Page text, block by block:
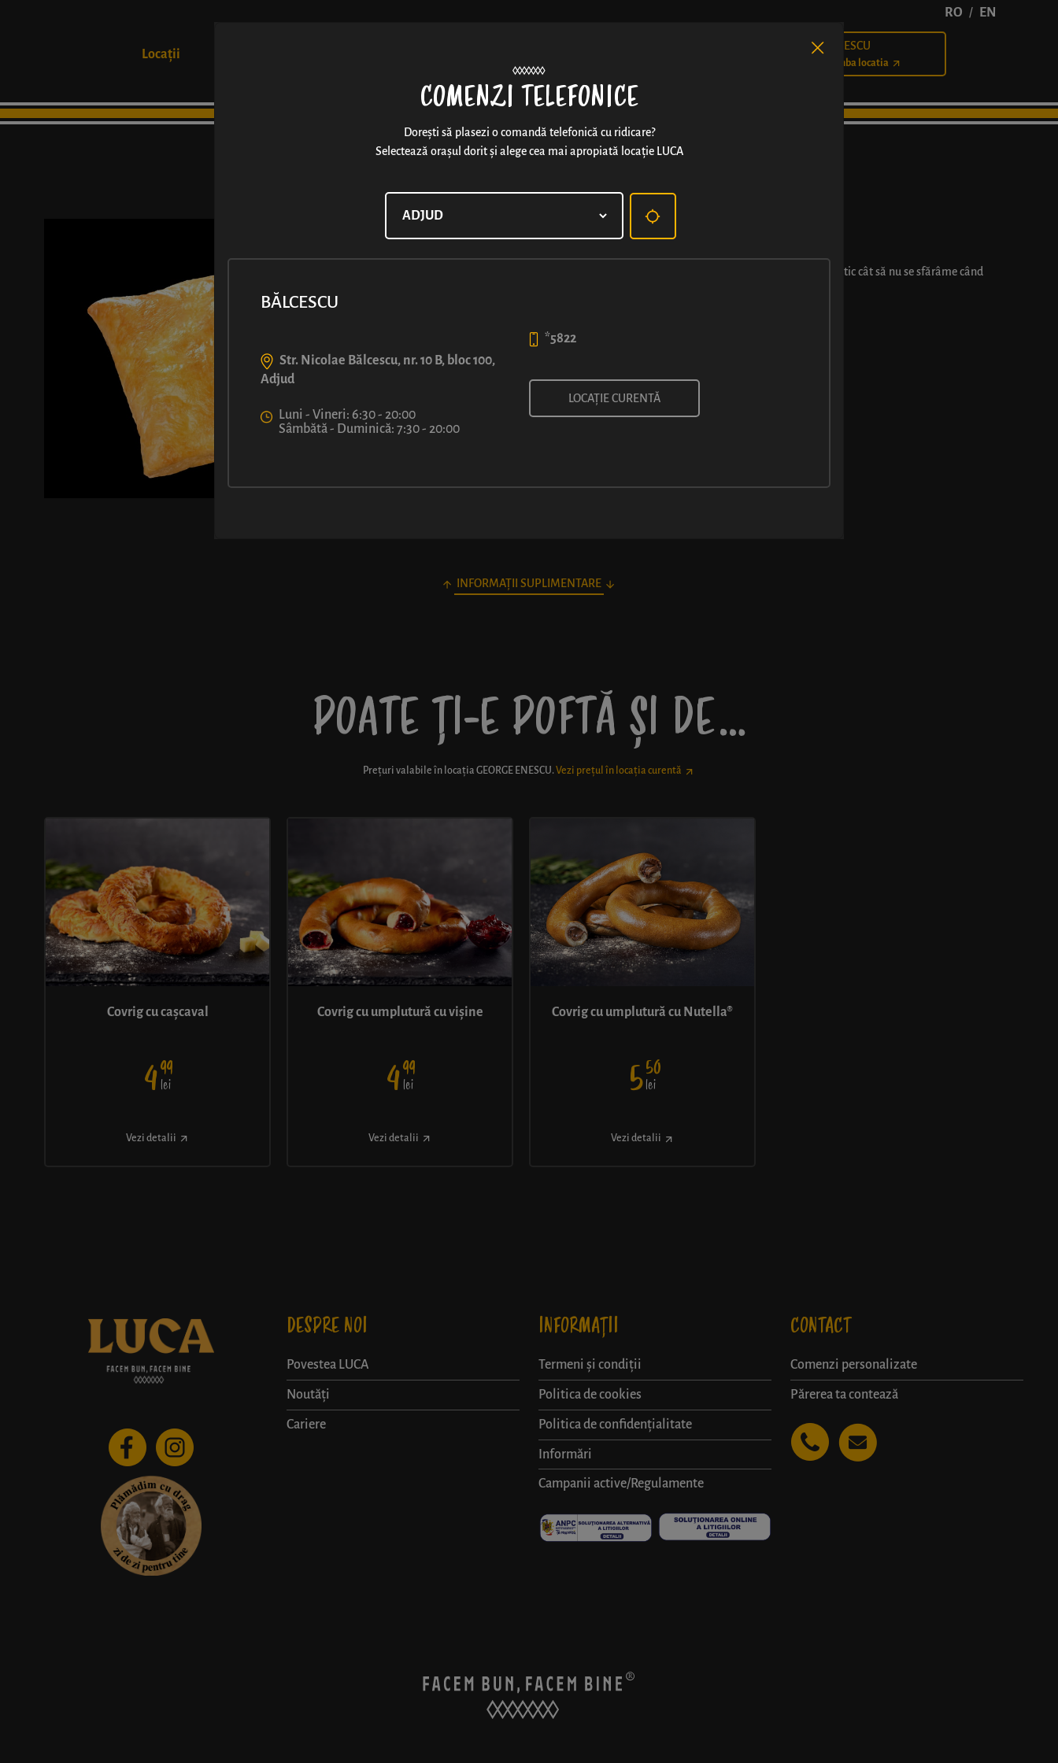
Locații
BĂLCESCU
Schimba locatia
RO / EN
MERDENEA CU BRÂNZĂ
Umplutură bogată într-un foietaj frământat cu măiestrie - fără exces de ulei, elastic cât să nu se sfărâme când
6 lei
INFORMAȚII SUPLIMENTARE
POATE ȚI-E POFTĂ ȘI DE…
Prețuri valabile în locația GEORGE ENESCU. Vezi prețul în locația curentă
Covrig cu cașcaval
499
lei
Vezi detalii
Covrig cu umplutură cu vișine
499
lei
Vezi detalii
Covrig cu umplutură cu Nutella®
550
lei
Vezi detalii
DESPRE NOI
Povestea LUCA
Noutăți
Cariere
INFORMAȚII
Termeni și condiții
Politica de cookies
Politica de confidențialitate
Informări
Campanii active/Regulamente
CONTACT
Comenzi personalizate
Părerea ta contează
COMENZI TELEFONICE
Dorești să plasezi o comandă telefonică cu ridicare?
Selectează orașul dorit și alege cea mai apropiată locație LUCA
BĂLCESCU
Str. Nicolae Bălcescu, nr. 10 B, bloc 100,
Adjud
Luni - Vineri: 6:30 - 20:00
Sâmbătă - Duminică: 7:30 - 20:00
*5822
LOCAȚIE CURENTĂ